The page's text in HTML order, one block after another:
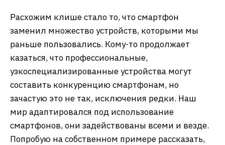
Расхожим клише стало то, что смартфон
заменил множество устройств, которыми мы
раньше пользовались. Кому-то продолжает
казаться, что профессиональные,
узкоспециализированные устройства могут
составить конкуренцию смартфонам, но
зачастую это не так, исключения редки. Наш
мир адаптировался под использование
смартфонов, они задействованы всеми и везде.
Попробую на собственном примере рассказать,